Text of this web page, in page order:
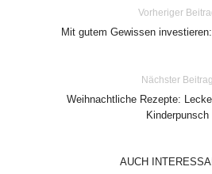
Vorheriger
Mit gutem Gewissen
Nächster Beitrag
Weihnachtliche Rezepte:
Kinderpunsch
AUCH